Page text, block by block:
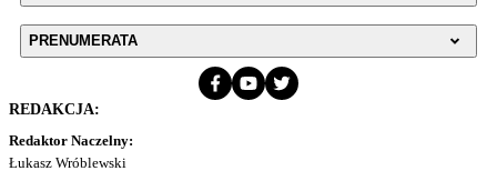
PRENUMERATA
REDAKCJA:
Redaktor Naczelny:
Łukasz Wróblewski